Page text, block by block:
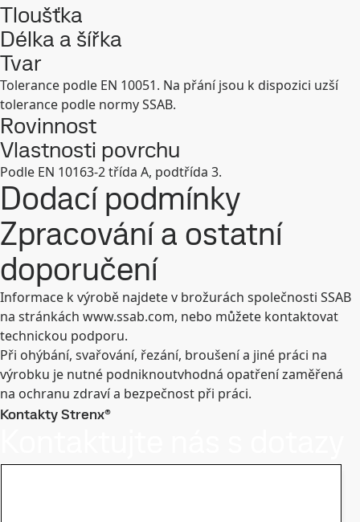
Tloušťka
Délka a šířka
Tvar
Tolerance podle EN 10051. Na přání jsou k dispozici uzší
tolerance podle normy SSAB.
Rovinnost
Vlastnosti povrchu
Podle EN 10163-2 třída A, podtřída 3.
Dodací podmínky
Zpracování a ostatní
doporučení
Informace k výrobě najdete v brožurách společnosti SSAB
na stránkách www.ssab.com, nebo můžete kontaktovat
technickou podporu.
Při ohýbání, svařování, řezání, broušení a jiné práci na
výrobku je nutné podniknoutvhodná opatření zaměřená
na ochranu zdraví a bezpečnost při práci.
Kontakty Strenx®
a požadavky